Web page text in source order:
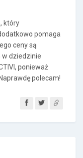
który
pomaga
ceny są
w dziedzinie
ponieważ
polecam!